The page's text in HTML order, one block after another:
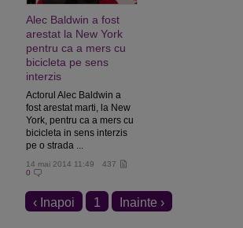
Alec Baldwin a fost
arestat la New York
pentru ca a mers cu
bicicleta pe sens
interzis
Actorul Alec Baldwin a
fost arestat marti, la New
York, pentru ca a mers cu
bicicleta in sens interzis
pe o strada ...
14 mai 2014 11:49
437
0
‹ Inapoi 1 Inainte ›